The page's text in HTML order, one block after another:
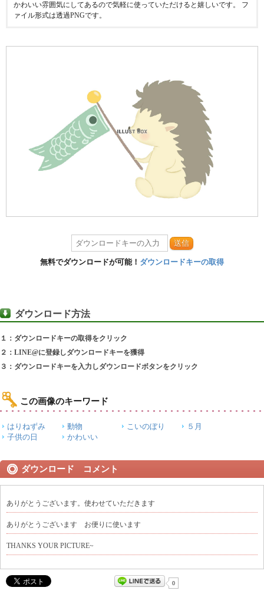
かわいい雰囲気にしてあるので気軽に使っていただけると嬉しいです。 フ
ァイル形式は透過PNGです。
送信
無料でダウンロードが可能！ ダウンロードキーの取得
ダウンロード方法
１：ダウンロードキーの取得をクリック
２：LINE@に登録しダウンロードキーを獲得
３：ダウンロードキーを入力しダウンロードボタンをクリック
この画像のキーワード
はりねずみ 動物 こいのぼり
５月
子供の日
かわいい
ダウンロード コメント
ありがとうございます。使わせていただきます
ありがとうございます お便りに使います
THANKS YOUR PICTURE~
0